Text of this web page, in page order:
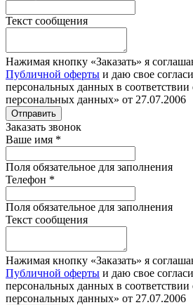
Текст сообщения
Нажимая кнопку «Заказать» я
Публичной оферты и даю свое
персональных данных в
персональных данных» от 27.07.2006
Отправить
Заказать звонок
Ваше имя *
Поля обязательное для заполнения
Телефон *
Поля обязательное для заполнения
Текст сообщения
Нажимая кнопку «Заказать» я
Публичной оферты и даю свое
персональных данных в
персональных данных» от 27.07.2006